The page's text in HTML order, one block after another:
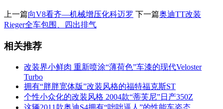
上一篇向V8看齐—机械增压化科迈罗 下一篇奥迪TT改装
Rieger全车包围、四出排气
相关推荐
改装界小鲜肉 重新喷涂“薄荷色”车漆的现代Veloster
Turbo
拥有“胖胖宽体版”改装风格的福特福克斯ST
个性小众化的改装风格 2004款“蒂芙尼”日产350Z
这辆2011款奥迪S4拥有“咄咄逼人”的性能车姿态